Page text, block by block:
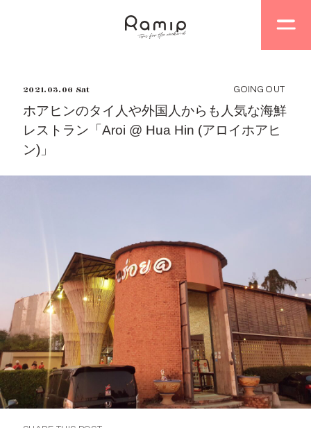
ホアヒンのタイ人や外国人からも人気な海鮮
レストラン「Aroi @ Hua Hin (アロイホアヒ
ン)」
2021.03.06 Sat GOING OUT